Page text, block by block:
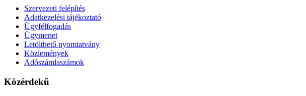
Szervezeti felépítés
Adatkezelési tájékoztató
Ügyfélfogadás
Ügymenet
Letölthető nyomtatvány
Közlemények
Adószámlaszámok
Közérdekű